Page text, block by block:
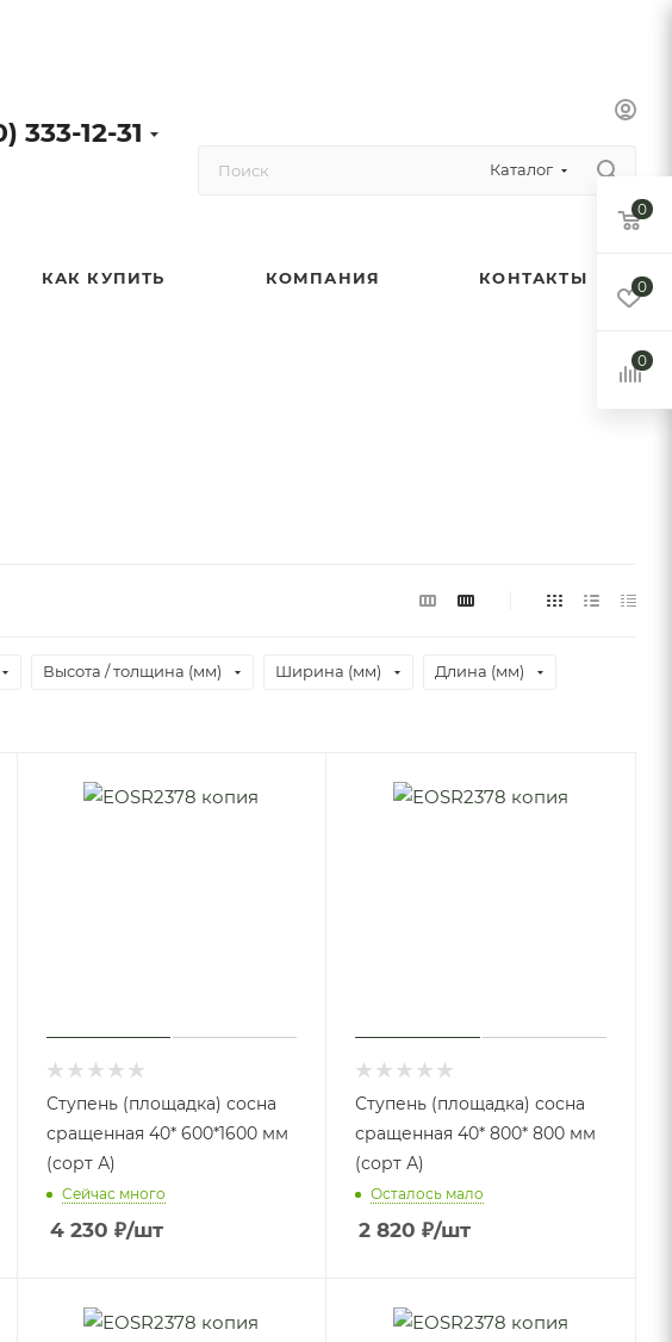
333-12-31
Каталог
КАК КУПИТЬ КОМПАНИЯ КОНТАКТЫ
Высота / толщина (мм) Ширина (мм) Длина (мм)
Ступень (площадка) сосна
сращенная 40* 600*1600 мм
(сорт А)
Сейчас много
4 230 ₽/шт
Ступень (площадка) сосна
сращенная 40* 800* 800 мм
(сорт А)
Осталось мало
2 820 ₽/шт
0
0
0